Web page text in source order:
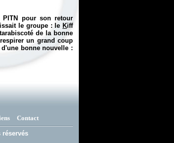
PITN pour son retour
le groupe : le Kiff
de la bonne
un grand coup
bonne nouvelle :
Contact
réservés